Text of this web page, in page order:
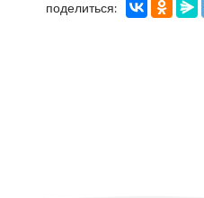
поделиться: